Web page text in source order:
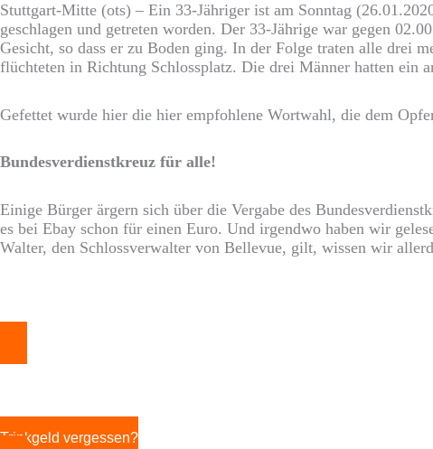
Stuttgart-Mitte (ots) – Ein 33-Jähriger ist am Sonntag
geschlagen und getreten worden. Der 33-Jährige war gegen
Gesicht, so dass er zu Boden ging. In der Folge traten alle drei
flüchteten in Richtung Schlossplatz. Die drei Männer hatten ein
Gefettet wurde hier die hier empfohlene Wortwahl, die dem
Bundesverdienstkreuz für alle!
Einige Bürger ärgern sich über die Vergabe des
es bei Ebay schon für einen Euro. Und irgendwo haben wir
Walter, den Schlossverwalter von Bellevue, gilt, wissen wir
Trinkgeld vergessen?